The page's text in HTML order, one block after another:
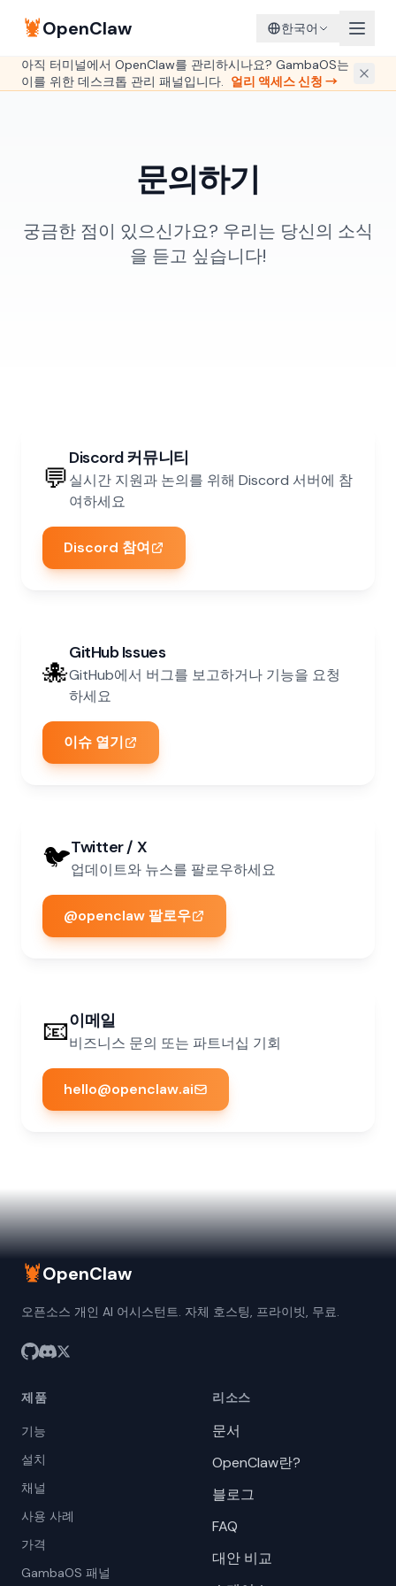
🦞OpenClaw 한국어
아직 터미널에서 OpenClaw를 관리하시나요? GambaOS는
이를 위한 데스크톱 관리 패널입니다. 얼리 액세스 신청 →
문의하기
궁금한 점이 있으신가요? 우리는 당신의 소식
을 듣고 싶습니다!
💬
Discord 커뮤니티
실시간 지원과 논의를 위해 Discord 서버에 참
여하세요
Discord 참여
🐙
GitHub Issues
GitHub에서 버그를 보고하거나 기능을 요청
하세요
이슈 열기
🐦Twitter / X
업데이트와 뉴스를 팔로우하세요
@openclaw 팔로우
📧이메일
비즈니스 문의 또는 파트너십 기회
hello@openclaw.ai
🦞OpenClaw
오픈소스 개인 AI 어시스턴트. 자체 호스팅, 프라이빗, 무료.
제품
기능
설치
채널
사용 사례
가격
GambaOS 패널
리소스
문서
OpenClaw란?
블로그
FAQ
대안 비교